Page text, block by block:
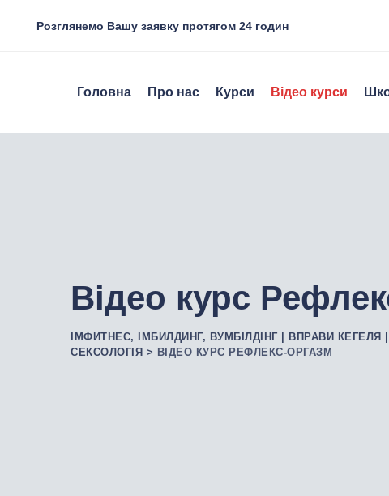
Розглянемо Вашу заявку протягом 24 годин
Головна Про нас Курси Відео курси
Відео курс
ІМФИТНЕС, ІМБИЛДИНГ, ВУМБІЛДІНГ | ВПРАВИ
СЕКСОЛОГІЯ > ВІДЕО КУРС РЕФЛЕКС-ОРГАЗМ